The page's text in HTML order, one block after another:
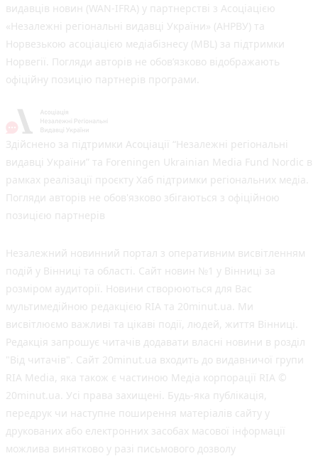
видавців новин (WAN-IFRA) у партнерстві з Асоціацією
«Незалежні регіональні видавці України» (АНРВУ) та
Норвезькою асоціацією медіабізнесу (MBL) за підтримки
Норвегії. Погляди авторів не обов’язково відображають
офіційну позицію партнерів програми.
Здійснено за підтримки Асоціації “Незалежні регіональні
видавці України” та Foreningen Ukrainian Media Fund Nordic в
рамках реалізації проєкту Хаб підтримки регіональних медіа.
Погляди авторів не обов'язково збігаються з офіційною
позицією партнерів
Незалежний новинний портал з оперативним висвітленням
подій у Вінниці та області. Сайт новин №1 у Вінниці за
розміром аудиторії. Новини створюються для Вас
мультимедійною редакцією RIA та 20minut.ua. Ми
висвітлюємо важливі та цікаві події, людей, життя Вінниці.
Редакція запрошує читачів додавати власні новини в розділ
"Від читачів". Сайт 20minut.ua входить до видавничої групи
RIA Media, яка також є частиною Медіа корпорації RIA ©
20minut.ua. Усі права захищені. Будь-яка публiкацiя,
передрук чи наступне поширення матеріалів сайту у
друкованих або електронних засобах масової інформації
можлива винятково у разі письмового дозволу